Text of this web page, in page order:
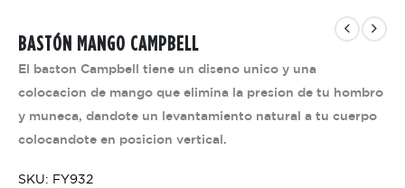
BASTÓN MANGO CAMPBELL
El baston Campbell tiene un diseno unico y una
colocacion de mango que elimina la presion de tu hombro
y muneca, dandote un levantamiento natural a tu cuerpo
colocandote en posicion vertical.
SKU: FY932